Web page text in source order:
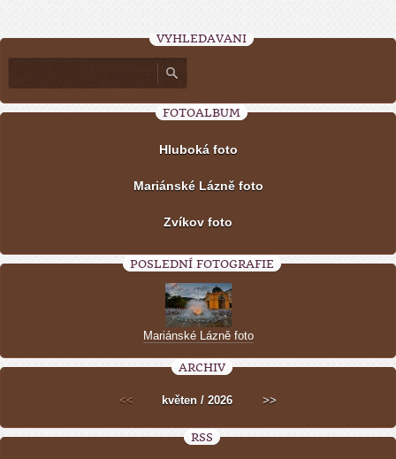
VYHLEDÁVÁNÍ
FOTOALBUM
Hluboká foto
Mariánské Lázně foto
Zvíkov foto
POSLEDNÍ FOTOGRAFIE
Mariánské Lázně foto
ARCHIV
<< květen / 2026 >>
RSS